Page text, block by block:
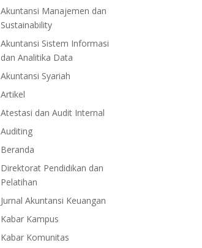
Akuntansi Manajemen dan
Sustainability
Akuntansi Sistem Informasi
dan Analitika Data
Akuntansi Syariah
Artikel
Atestasi dan Audit Internal
Auditing
Beranda
Direktorat Pendidikan dan
Pelatihan
Jurnal Akuntansi Keuangan
Kabar Kampus
Kabar Komunitas